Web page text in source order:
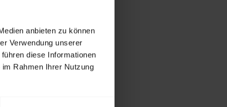
anbieten zu können
Verwendung unserer
diese Informationen
Rahmen Ihrer Nutzung